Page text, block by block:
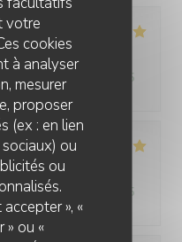
votre
cookies
à analyser
mesurer
proposer
(ex : en lien
ou
ou
», «
» ou «
:5 /5 Qualité / Prix /5
: 4/5 Qualité / Prix /5